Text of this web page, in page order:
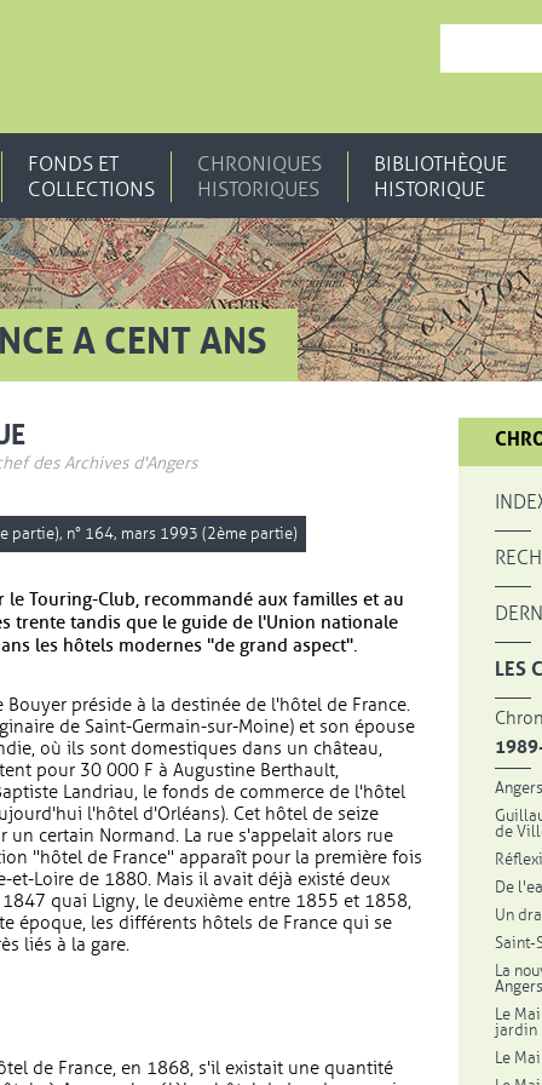
FONDS ET
COLLECTIONS
CHRONIQUES
HISTORIQUES
BIBLIOTHÈQUE
HISTORIQUE
A CENT ANS
des Archives d'Angers
partie), n° 164, mars 1993 (2ème partie)
Touring-Club, recommandé aux familles et au
trente tandis que le guide de l'Union nationale
les hôtels modernes "de grand aspect".
préside à la destinée de l'hôtel de France.
de Saint-Germain-sur-Moine) et son épouse
où ils sont domestiques dans un château,
pour 30 000 F à Augustine Berthault,
Landriau, le fonds de commerce de l'hôtel
l'hôtel d'Orléans). Cet hôtel de seize
un certain Normand. La rue s'appelait alors rue
"hôtel de France" apparaît pour la première fois
Loire de 1880. Mais il avait déjà existé deux
quai Ligny, le deuxième entre 1855 et 1858,
époque, les différents hôtels de France qui se
liés à la gare.
de France, en 1868, s'il existait une quantité
LES
de
De
Un
Saint-
La
Angers
Le
jardin
Le